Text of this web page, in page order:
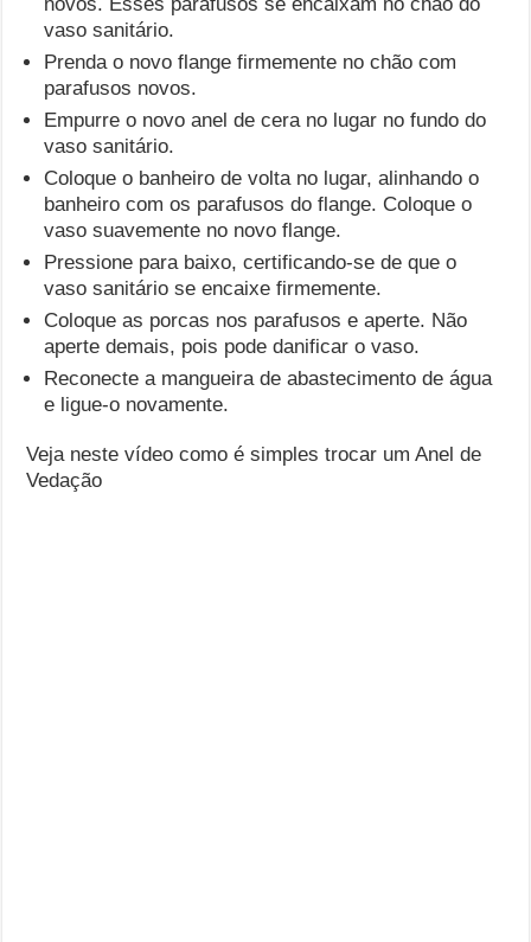
vaso sanitário.
Prenda o novo flange firmemente no chão com
parafusos novos.
Empurre o novo anel de cera no lugar no fundo do
vaso sanitário.
Coloque o banheiro de volta no lugar, alinhando o
banheiro com os parafusos do flange. Coloque o
vaso suavemente no novo flange.
Pressione para baixo, certificando-se de que o
vaso sanitário se encaixe firmemente.
Coloque as porcas nos parafusos e aperte. Não
aperte demais, pois pode danificar o vaso.
Reconecte a mangueira de abastecimento de água
e ligue-o novamente.
Veja neste vídeo como é simples trocar um Anel de
Vedação